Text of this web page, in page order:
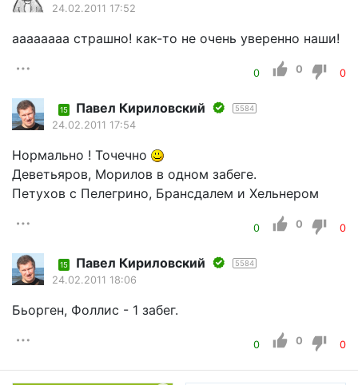
24.02.2011 17:52
аааааааа страшно! как-то не очень уверенно наши!
0 0 0
15 Павел Кириловский 5584
24.02.2011 17:54
Нормально ! Точечно
Деветьяров, Морилов в одном забеге.
Петухов с Пелегрино, Брансдалем и Хельнером
0 0 0
15 Павел Кириловский 5584
24.02.2011 18:06
Бьорген, Фоллис - 1 забег.
0 0 0